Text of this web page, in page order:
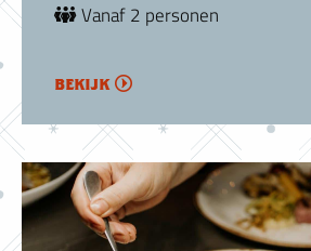
Vanaf 2 personen
bekijk